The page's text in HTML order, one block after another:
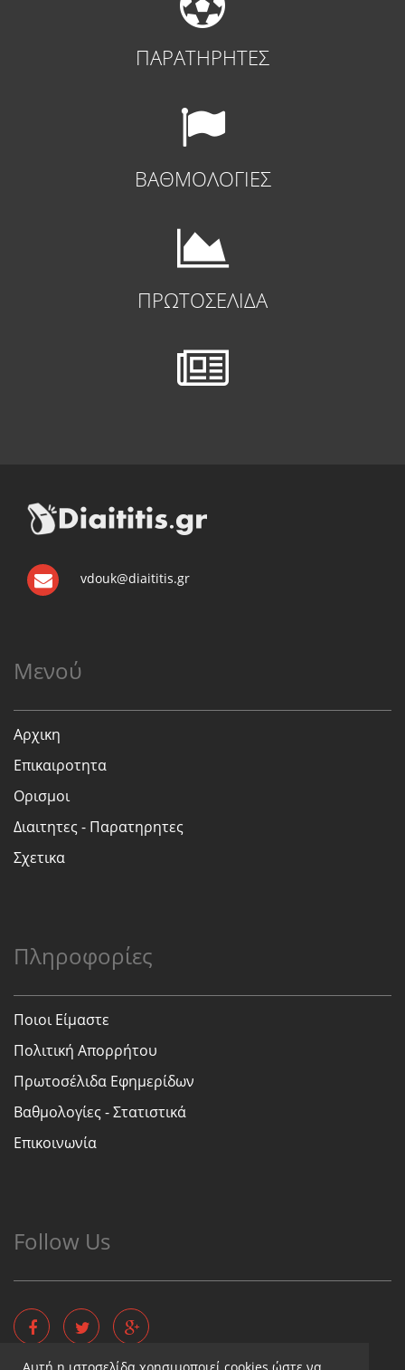
ΠΑΡΑΤΗΡΗΤΕΣ
ΒΑΘΜΟΛΟΓΙΕΣ
ΠΡΩΤΟΣΕΛΙΔΑ
vdouk@diaititis.gr
Μενού
Αρχικη
Επικαιροτητα
Ορισμοι
Διαιτητες - Παρατηρητες
Σχετικα
Πληροφορίες
Ποιοι Είμαστε
Πολιτική Απορρήτου
Πρωτοσέλιδα Εφημερίδων
Βαθμολογίες - Στατιστικά
Επικοινωνία
Follow Us